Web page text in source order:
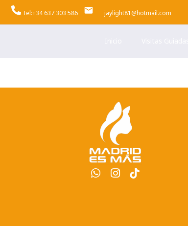
Tel:+34 637 303 586 jaylight81@hotmail.com